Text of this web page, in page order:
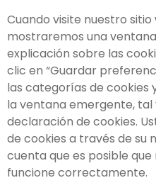
Cuando visite nuestro
mostraremos una
explicación sobre las
clic en “Guardar
las categorías de cookies
la ventana emergente,
declaración de cookies.
de cookies a través de su
cuenta que es posible
funcione correctamente.